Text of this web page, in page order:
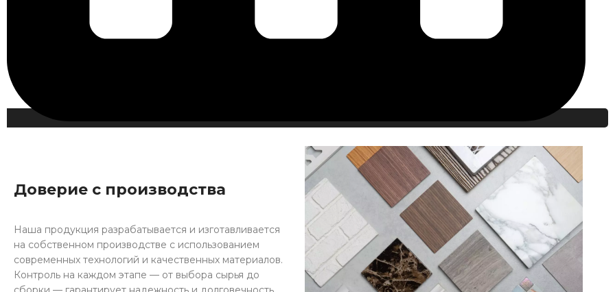
Доверие с производства
Наша продукция разрабатывается и изготавливается
на собственном производстве с использованием
современных технологий и качественных материалов.
Контроль на каждом этапе — от выбора сырья до